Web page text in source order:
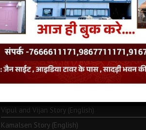
LATEST JAINISM
The Jain Monk and his Saka saviours (English)
Monk Metarya (English)
Vipul and Vijan Story (English)
Kamalsen Story (English)